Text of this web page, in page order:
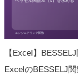
【Excel】
ExcelのBESSELJ